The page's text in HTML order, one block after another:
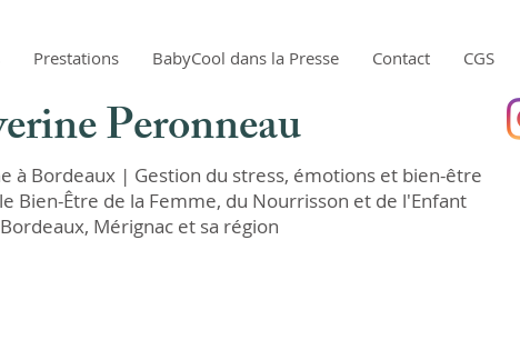
Prestations BabyCool dans la Presse Contact CGS
Peronneau
à Bordeaux | Gestion du stress, émotions et bien-être
Bien-Être de la Femme, du Nourrisson et de l'Enfant
Mérignac et sa région